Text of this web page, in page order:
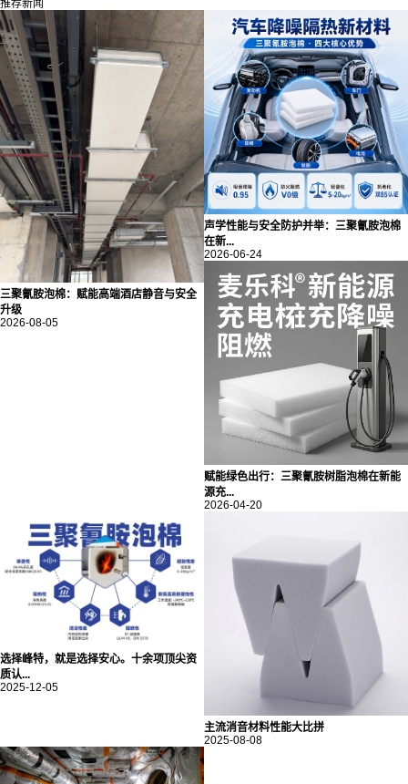
推荐新闻
三聚氰胺泡棉：赋能高端酒店静音与安全
升级
2026-08-05
声学性能与安全防护并举：三聚氰胺泡棉
在新...
2026-06-24
赋能绿色出行：三聚氰胺树脂泡棉在新能
源充...
2026-04-20
选择峰特，就是选择安心。十余项顶尖资
质认...
2025-12-05
主流消音材料性能大比拼
2025-08-08